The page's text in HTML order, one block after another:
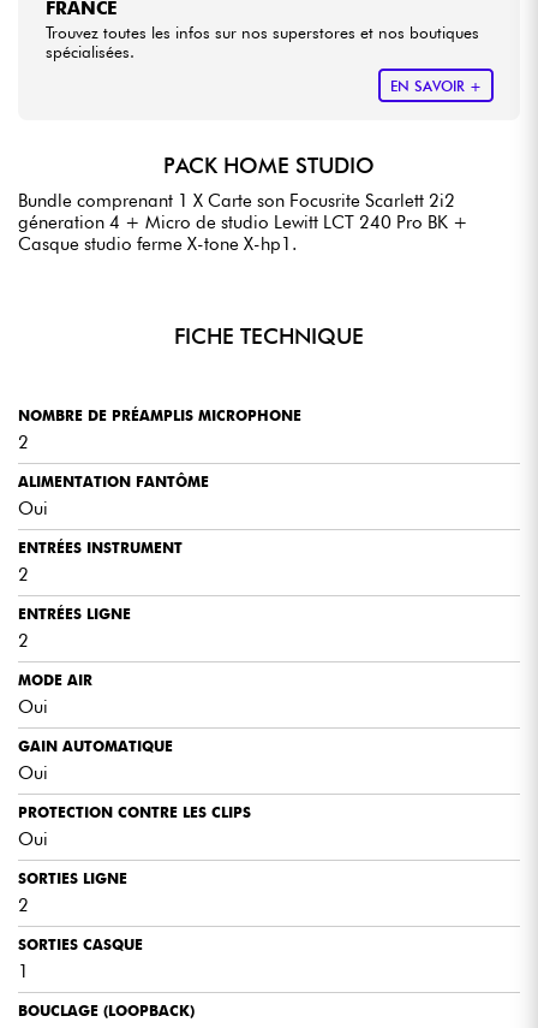
FRANCE
Trouvez toutes les infos sur nos superstores et nos boutiques
spécialisées.
EN SAVOIR +
PACK HOME STUDIO
Bundle comprenant 1 X Carte son Focusrite Scarlett 2i2
géneration 4 + Micro de studio Lewitt LCT 240 Pro BK +
Casque studio ferme X-tone X-hp1.
FICHE TECHNIQUE
NOMBRE DE PRÉAMPLIS MICROPHONE
2
ALIMENTATION FANTÔME
Oui
ENTRÉES INSTRUMENT
2
ENTRÉES LIGNE
2
MODE AIR
Oui
GAIN AUTOMATIQUE
Oui
PROTECTION CONTRE LES CLIPS
Oui
SORTIES LIGNE
2
SORTIES CASQUE
1
BOUCLAGE (LOOPBACK)